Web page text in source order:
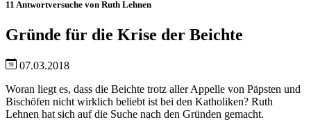
11 Antwortversuche von Ruth Lehnen
Gründe für die Krise der Beichte
07.03.2018
Woran liegt es, dass die Beichte trotz aller Appelle von Päpsten und
Bischöfen nicht wirklich beliebt ist bei den Katholiken? Ruth
Lehnen hat sich auf die Suche nach den Gründen gemacht.